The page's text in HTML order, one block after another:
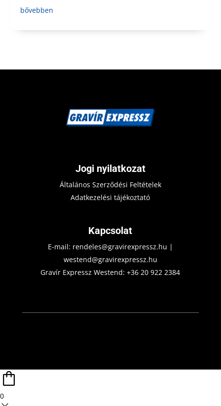
bővebben
Jogi nyilatkozat
Általános Szerződési Feltételek
Adatkezelési tájékoztató
Kapcsolat
E-mail: rendeles@gravirexpressz.hu |
westend@gravirexpressz.hu
Gravír Expressz Westend:+36 20 922 2384
0